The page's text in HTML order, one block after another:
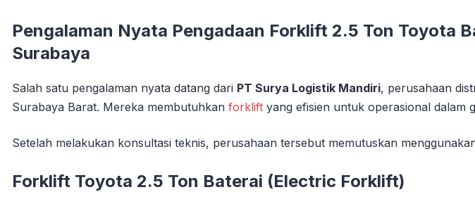
Pengalaman Nyata Pengadaan Forklift 2.5 Ton Toyota
Surabaya
Salah satu pengalaman nyata datang dari PT Surya Logistik Mandiri, perusahaan
Surabaya Barat. Mereka membutuhkan forklift yang efisien untuk operasional dalam
Setelah melakukan konsultasi teknis, perusahaan tersebut memutuskan
Forklift Toyota 2.5 Ton Baterai (Electric Forklift)